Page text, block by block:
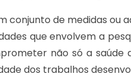
conjunto de medidas ou
que envolvem a
não só a saúde
dos trabalhos